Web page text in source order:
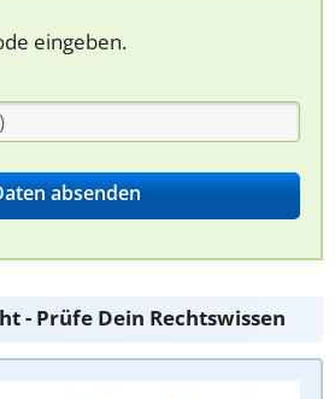
eingeben.
- Prüfe Dein Rechtswissen